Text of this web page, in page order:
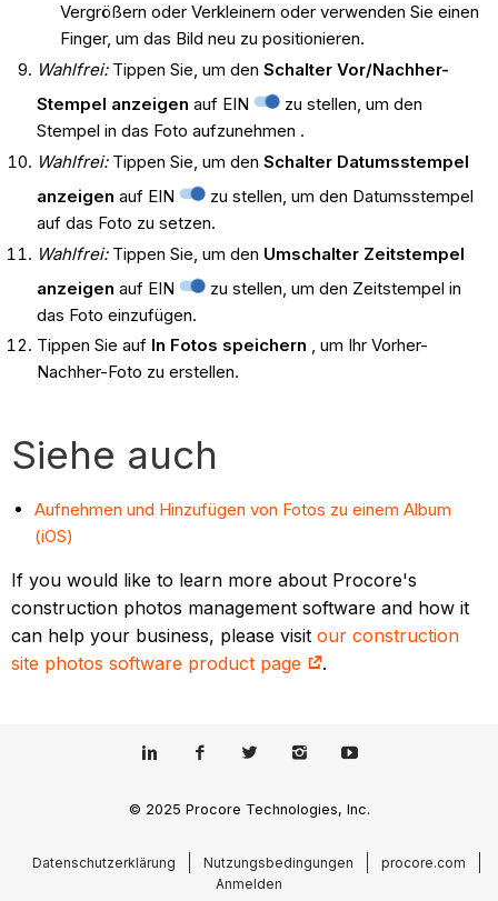
Vergrößern oder Verkleinern oder verwenden Sie einen
Finger, um das Bild neu zu positionieren.
Wahlfrei: Tippen Sie, um den Schalter Vor/Nachher-
Stempel anzeigen auf EIN
zu stellen, um den
Stempel in das Foto aufzunehmen .
Wahlfrei: Tippen Sie, um den Schalter Datumsstempel
anzeigen auf EIN
zu stellen, um den Datumsstempel
auf das Foto zu setzen.
Wahlfrei: Tippen Sie, um den Umschalter Zeitstempel
anzeigen auf EIN
zu stellen, um den Zeitstempel in
das Foto einzufügen.
Tippen Sie auf In Fotos speichern , um Ihr Vorher-
Nachher-Foto zu erstellen.
Siehe auch
Aufnehmen und Hinzufügen von Fotos zu einem Album
(iOS)
If you would like to learn more about Procore's
construction photos management software and how it
can help your business, please visitour construction
site photos software product page
.
© 2025 Procore Technologies, Inc.
Datenschutzerklärung Nutzungsbedingungen
procore.com
Anmelden